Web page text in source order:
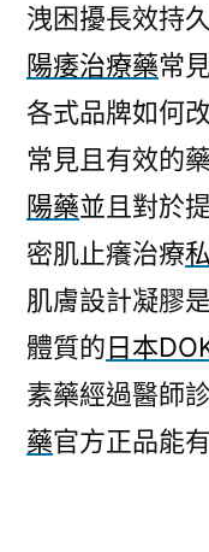
洩困擾長效持
陽痿治療藥常
各式品牌如何
常見且有效的
陽藥並且對於
密肌止癢治療
肌膚設計凝膠
體質的日本
素藥經過醫師
藥官方正品能